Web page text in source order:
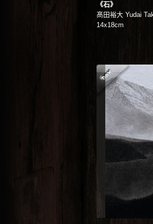
《石》
髙田裕大 Yudai
14x18cm